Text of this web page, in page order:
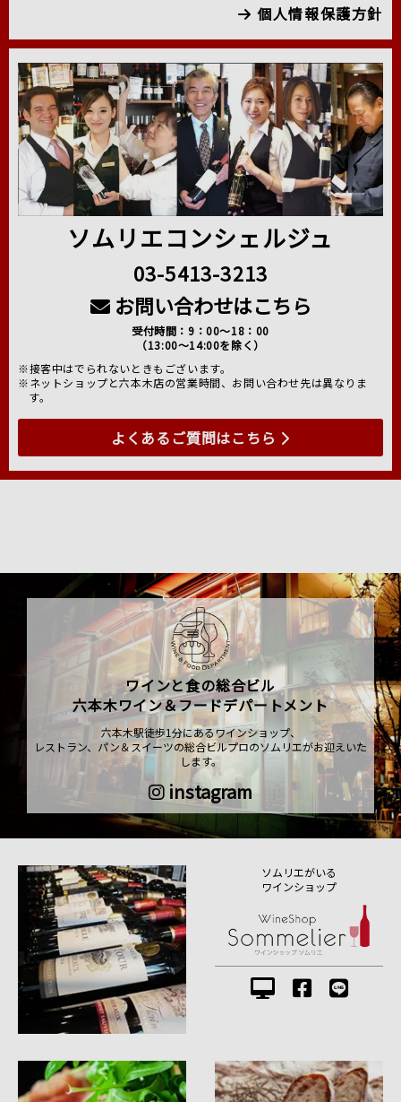
個人情報保護方針
ソムリエコンシェルジュ
03-5413-3213
お問い合わせはこちら
受付時間：9：00～18：00
（13:00～14:00を除く）
※接客中はでられないときもございます。
※ネットショップと六本木店の営業時間、お問い合わせ先は異なりま
す。
よくあるご質問はこちら
ワインと食の総合ビル
六本木ワイン＆フードデパートメント
六本木駅徒歩1分にあるワインショップ、
レストラン、パン＆スイーツの総合ビルプロのソムリエがお迎えいた
します。
instagram
ソムリエがいる
ワインショップ